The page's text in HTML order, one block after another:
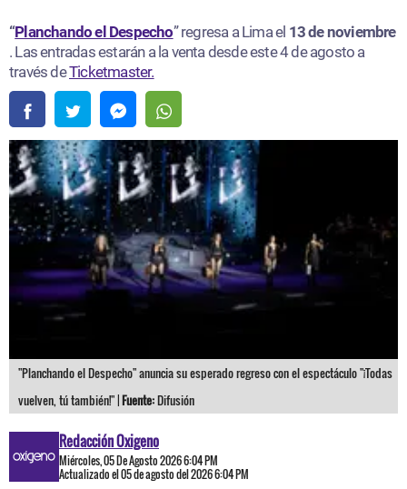
“Planchando el Despecho” regresa a Lima el 13 de noviembre
. Las entradas estarán a la venta desde este 4 de agosto a
través deTicketmaster.
"Planchando el Despecho" anuncia su esperado regreso con el espectáculo "¡Todas
vuelven, tú también!" |Fuente:Difusión
Redacción Oxigeno
Miércoles, 05 De Agosto 2026 6:04 PM
Actualizado el 05 de agosto del 2026 6:04 PM